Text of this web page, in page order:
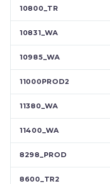
10800_TR
10831_WA
10985_WA
11000PROD2
11380_WA
11400_WA
8298_PROD
8600_TR2